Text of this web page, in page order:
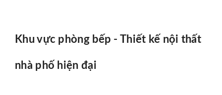
Khu vực phòng bếp - Thiết kế nội thất
nhà phố hiện đại